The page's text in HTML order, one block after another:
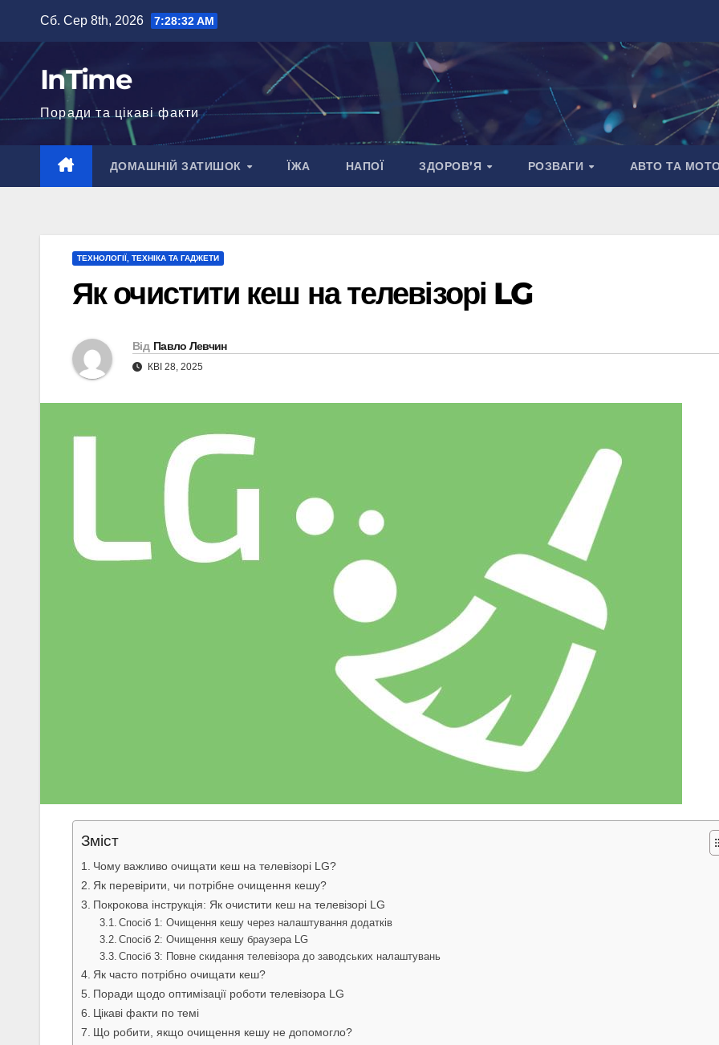
вмісту
Сб. Сер 8th, 2026 7:28:33 AM
InTime
Поради та цікаві факти
ДОМАШНІЙ ЗАТИШОК ЇЖА НАПОЇ ЗДОРОВ’Я РОЗВАГИ АВТО ТА
ТЕХНОЛОГІЇ, ТЕХНІКА ТА ГАДЖЕТИ
Як очистити кеш на телевізорі LG
Від Павло Левчин
КВІ 28, 2025
Зміст
Чому важливо очищати кеш на телевізорі LG?
Як перевірити, чи потрібне очищення кешу?
Покрокова інструкція: Як очистити кеш на телевізорі LG
Спосіб 1: Очищення кешу через налаштування додатків
Спосіб 2: Очищення кешу браузера LG
Спосіб 3: Повне скидання телевізора до заводських налаштувань
Як часто потрібно очищати кеш?
Поради щодо оптимізації роботи телевізора LG
Цікаві факти по темі
Що робити, якщо очищення кешу не допомогло?